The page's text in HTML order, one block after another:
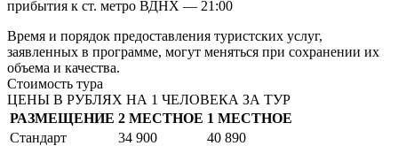
прибытия к ст. метро ВДНХ — 21:00
Время и порядок предоставления туристских услуг,
заявленных в программе, могут меняться при сохранении их
объема и качества.
Стоимость тура
ЦЕНЫ В РУБЛЯХ НА 1 ЧЕЛОВЕКА ЗА ТУР
РАЗМЕЩЕНИЕ 2 МЕСТНОЕ 1 МЕСТНОЕ
Стандарт
34 900
40 890